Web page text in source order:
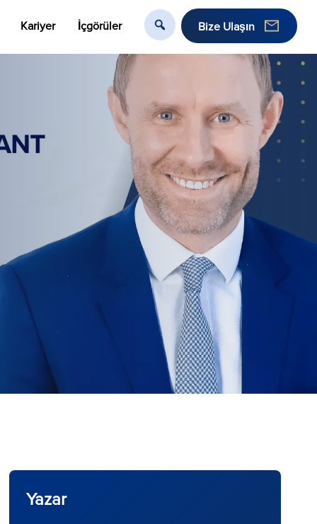
Kariyer İçgörüler Bize Ulaşın
Yazar